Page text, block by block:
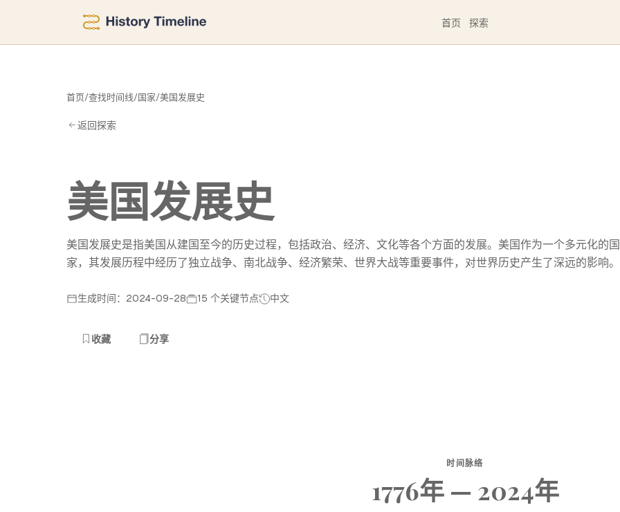
首页 探索
首页/查找时间线/国家/美国发展史
返回探索
美国发展史
美国发展史是指美国从建国至今的历史过程，包括政治、经济、文化等各个方面的发展。美国作为一个多元化的国
家，其发展历程中经历了独立战争、南北战争、经济繁荣、世界大战等重要事件，对世界历史产生了深远的影响。
生成时间：2024-09-28 15 个关键节点 中文
收藏 分享
时间脉络
1776年 — 2024年